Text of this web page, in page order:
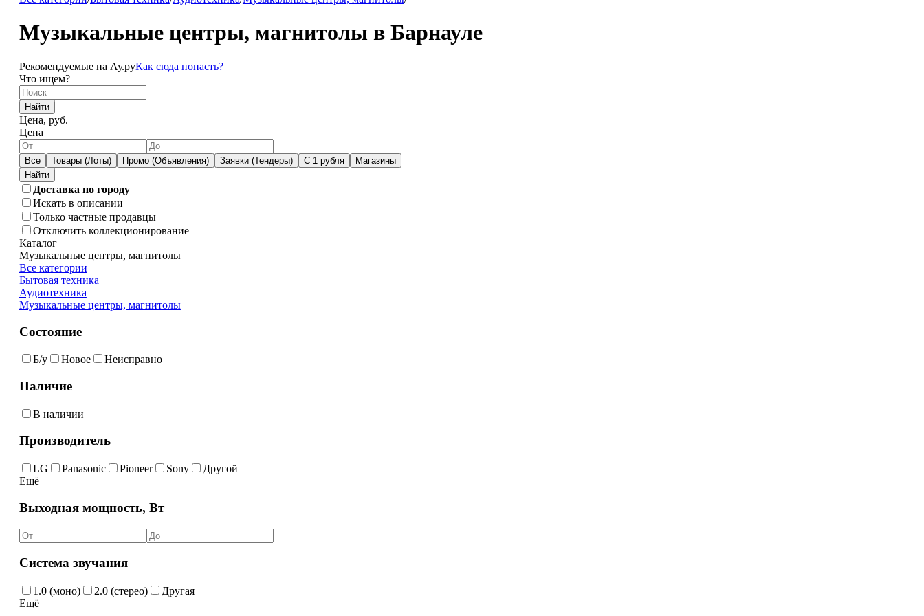
Музыкальные центры, магнитолы в Барнауле
Рекомендуемые на Ау.руКак сюда попасть?
Что ищем?
Найти
Цена, руб.
Цена
Все Товары (Лоты) Промо (Объявления) Заявки (Тендеры) С 1 рубля Магазины
Доставка по городу
Искать в описании
Только частные продавцы
Отключить коллекционирование
Каталог
Музыкальные центры, магнитолы
Все категории
Бытовая техника
Аудиотехника
Музыкальные центры, магнитолы
Состояние
Б/у Новое Неисправно
Наличие
В наличии
Производитель
LG Panasonic Pioneer Sony
Другой
Ещё
Выходная мощность, Вт
Система звучания
1.0 (моно) 2.0 (стерео)
Другая
Ещё